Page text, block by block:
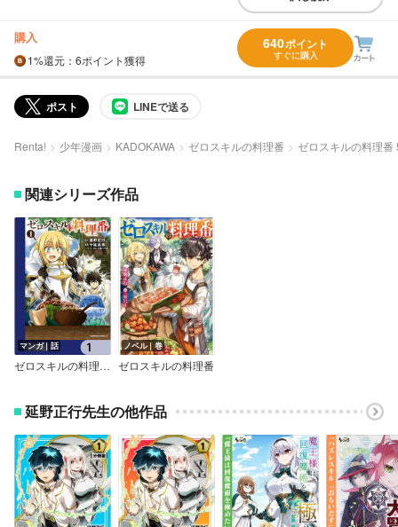
購入
1%還元 ：6ポイント獲得
640ポイント
すぐに購入
ポスト LINEで送る
Renta! 少年漫画 KADOKAWA ゼロスキルの料理番 ゼロスキルの料理番
関連シリーズ作品
マンガ｜話
ゼロスキルの料理番【分冊版】
ノベル｜巻
ゼロスキルの料理番
延野正行先生の他作品